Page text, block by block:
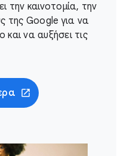
την καινοτομία, την
της Google για να
να αυξήσει τις